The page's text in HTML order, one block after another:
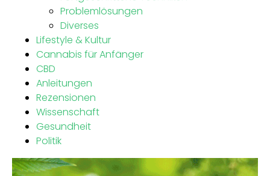
Problemlösungen
Diverses
Lifestyle & Kultur
Cannabis für Anfänger
CBD
Anleitungen
Rezensionen
Wissenschaft
Gesundheit
Politik